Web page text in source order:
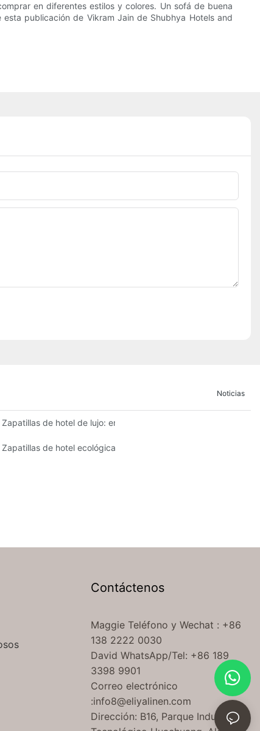
en diferentes estilos y colores. Un sofá de buena
publicación de Vikram Jain de Shubhya Hotels and
Noticias
Zapatillas de hotel de lujo: encontrar el fabricante adecuado
Zapatillas de hotel ecológicas: opciones sostenibles de los
Contáctenos
Maggie Teléfonoy Wechat : +86
138 2222 0030
David WhatsApp/Tel: +86 189
3398 9901
Correo electrónico
:info8@eliyalinen.com
Dirección: B16, Parque Industrial